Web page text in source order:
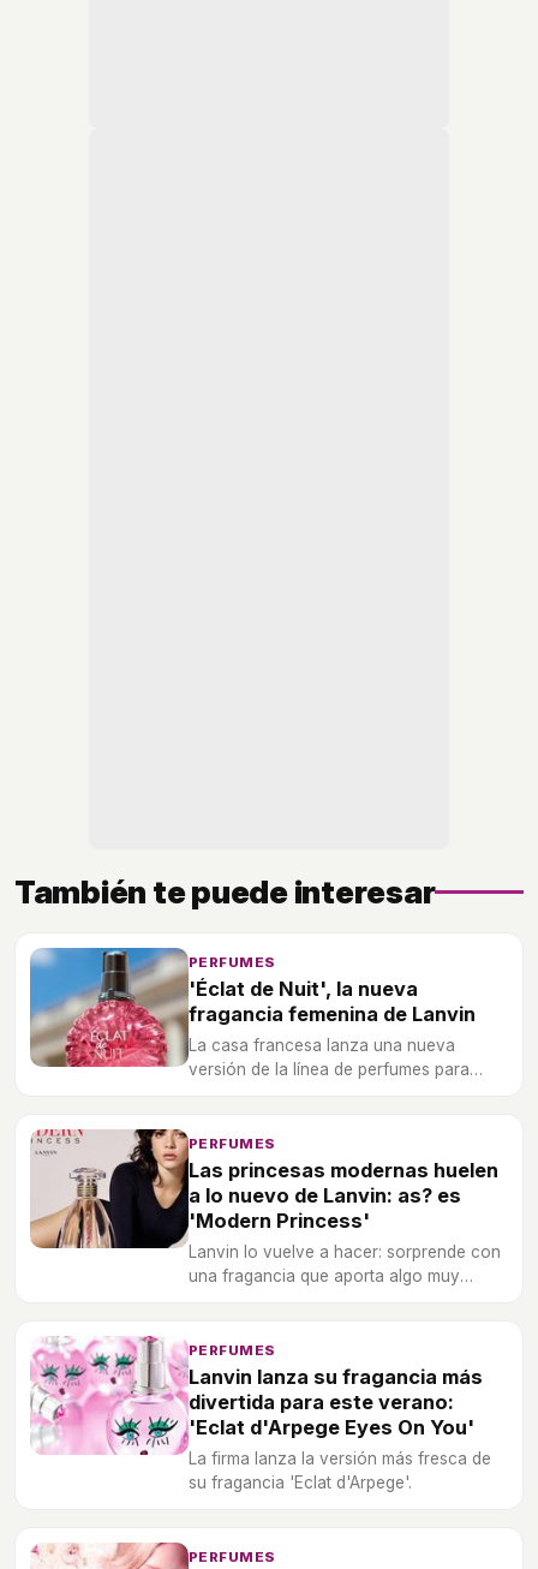
También te puede interesar
PERFUMES
'Éclat de Nuit', la nueva
fragancia femenina de Lanvin
La casa francesa lanza una nueva
versión de la línea de perfumes para
PERFUMES
Las princesas modernas huelen
a lo nuevo de Lanvin: as? es
'Modern Princess'
Lanvin lo vuelve a hacer: sorprende con
una fragancia que aporta algo muy
PERFUMES
Lanvin lanza su fragancia más
divertida para este verano:
'Eclat d'Arpege Eyes On You'
La firma lanza la versión más fresca de
su fragancia 'Eclat d'Arpege'.
PERFUMES